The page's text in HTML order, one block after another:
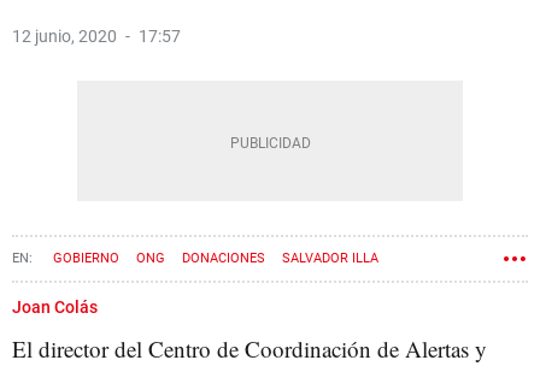
12 junio, 2020 17:57
GOBIERNO ONG DONACIONES SALVADOR ILLA
ESTADO DE ALARMA
Joan Colás
El director del Centro de Coordinación de Alertas y